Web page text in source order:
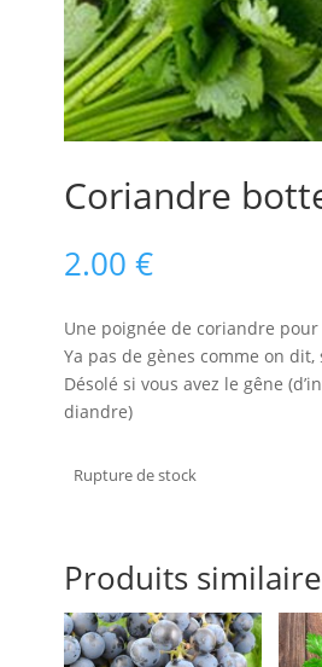
Coriandre
2.00 €
Une poignée de coriandre
Ya pas de gènes comme on dit,
Désolé si vous avez le gêne
diandre)
Rupture de stock
Produits